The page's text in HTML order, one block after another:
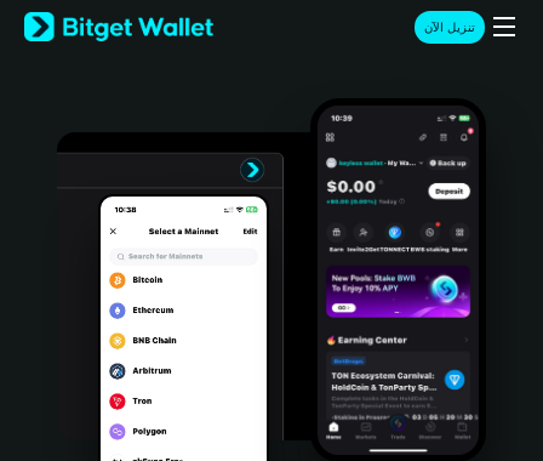
English
日本語
Türkçe
Português (Portugal)
Bahasa Indonesia
تنزيل الآن